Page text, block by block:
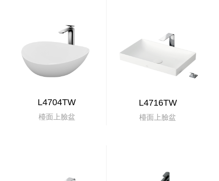
L4704TW
檯面上臉盆
L4716TW
檯面上臉盆